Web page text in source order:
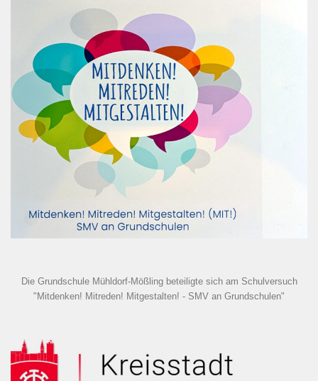
Die Grundschule Mühldorf-Mößling beteiligte sich am Schulversuch
"Mitdenken! Mitreden! Mitgestalten! - SMV an Grundschulen"